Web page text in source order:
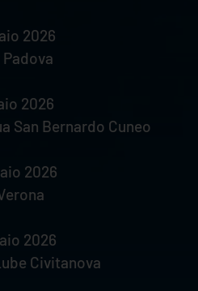
2026
2026
San Bernardo Cuneo
2026
2026
Civitanova